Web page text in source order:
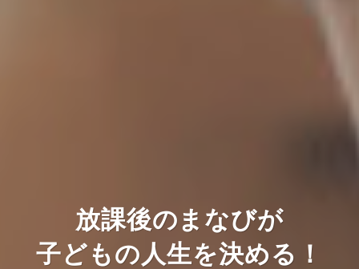
放課後のまなびが
子どもの人生を決める！
放課後のまなびが
子どもの人生を決める！
放課後のまなびが
子どもの人生を決める！
放課後のまなびが
子どもの人生を決める！
放課後のまなびが
子どもの人生を決める！
放課後のまなびが
子どもの人生を決める！
放課後のまなびが
子どもの人生を決める！